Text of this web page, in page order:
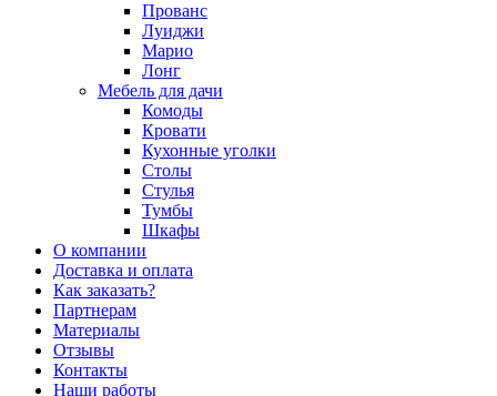
Прованс
Луиджи
Марио
Лонг
Мебель для дачи
Комоды
Кровати
Кухонные уголки
Столы
Стулья
Тумбы
Шкафы
О компании
Доставка и оплата
Как заказать?
Партнерам
Материалы
Отзывы
Контакты
Наши работы